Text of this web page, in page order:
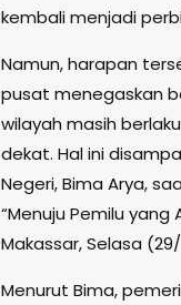
kembali menjadi
Namun, harapan
pusat menegaskan
wilayah masih
dekat. Hal ini
Negeri, Bima Arya,
“Menuju Pemilu
Makassar, Selasa
Menurut Bima,